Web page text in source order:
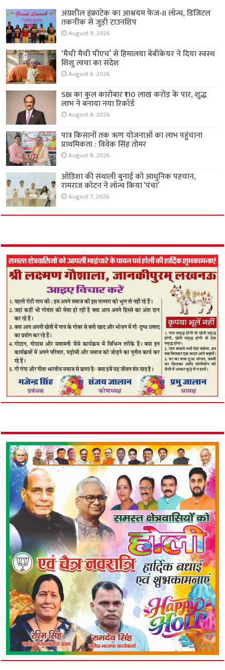
अग्रशील इंफ्राटेक का आश्रयम फेज-II लॉन्च, डिजिटल
तकनीक से जुड़ी टाउनशिप
August 9, 2026
‘मैची मैची पीएच’ से हिमालया बेबीकेयर ने दिया स्वस्थ
शिशु त्वचा का संदेश
August 8, 2026
SBI का कुल कारोबार ₹110 लाख करोड़ के पार, शुद्ध
लाभ ने बनाया नया रिकॉर्ड
August 8, 2026
पात्र किसानों तक ऋण योजनाओं का लाभ पहुंचाना
प्राथमिकता : विवेक सिंह तोमर
August 8, 2026
ओडिशा की संथाली बुनाई को आधुनिक पहचान,
रामराज कॉटन ने लॉन्च किया ‘पंचा’
August 7, 2026